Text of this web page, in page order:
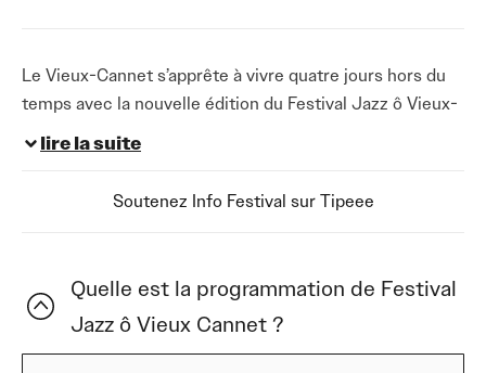
Le Vieux-Cannet s’apprête à vivre quatre jours hors du
temps avec la nouvelle édition du Festival Jazz ô Vieux-
Cannet, qui se tiendra du 16 au 19 juillet 2026 au Cannet-
des-Maures, dans le Var. Pour sa troisième édition, ce
festival 2026 confirme sa place parmi les rendez-vous
incontournables de l’été dans le département, porté par
Le festival ouvre le jeudi 16 juillet à 21h avec le
saxophoniste new-yorkais Harry Allen, artiste reconnu
lire la suite
Soutenez Info Festival sur Tipeee
Quelle est la programmation de Festival
Jazz ô Vieux Cannet ?